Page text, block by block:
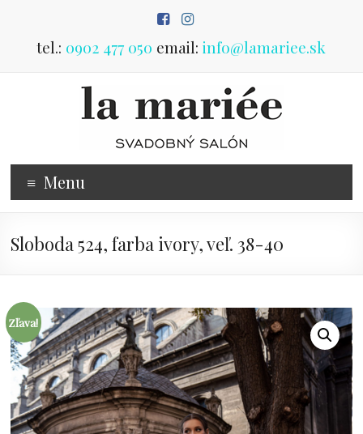
tel.: 0902 477 050 email:info@lamariee.sk
Predaj
svadobných
šiat
Poprad
Menu
Sloboda 524, farba ivory, veľ. 38-40
Zľava!